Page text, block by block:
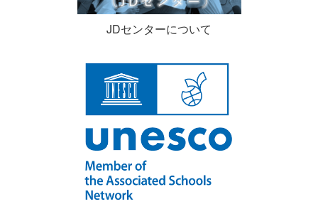
JDセンターについて